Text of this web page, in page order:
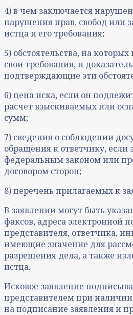
4) в чем заключается
нарушения прав, свобод или
истца и его требования;
5) обстоятельства, на
свои требования, и
подтверждающие эти
6) цена иска, если он
расчет взыскиваемых или
сумм;
7) сведения о соблюдении
обращения к ответчику, если
федеральным законом или
договором сторон;
8) перечень прилагаемых к
В заявлении могут быть
факсов, адреса электронной
представителя, ответчика,
имеющие значение для
разрешения дела, а также
истца.
Исковое заявление
представителем при
на подписание заявления и